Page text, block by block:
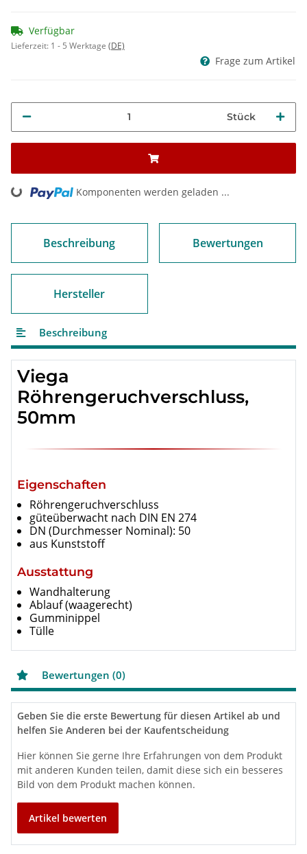
Verfügbar
Lieferzeit: 1 - 5 Werktage (DE)
Frage zum Artikel
Stück
Loading... Komponenten werden geladen ...
Beschreibung Bewertungen
Hersteller
Beschreibung
Viega
Röhrengeruchverschluss,
50mm
Eigenschaften
Röhrengeruchverschluss
güteüberwacht nach DIN EN 274
DN (Durchmesser Nominal): 50
aus Kunststoff
Ausstattung
Wandhalterung
Ablauf (waagerecht)
Gumminippel
Tülle
Bewertungen (0)
Geben Sie die erste Bewertung für diesen Artikel ab und
helfen Sie Anderen bei der Kaufentscheidung
Hier können Sie gerne Ihre Erfahrungen von dem Produkt
mit anderen Kunden teilen, damit diese sich ein besseres
Bild von dem Produkt machen können.
Artikel bewerten